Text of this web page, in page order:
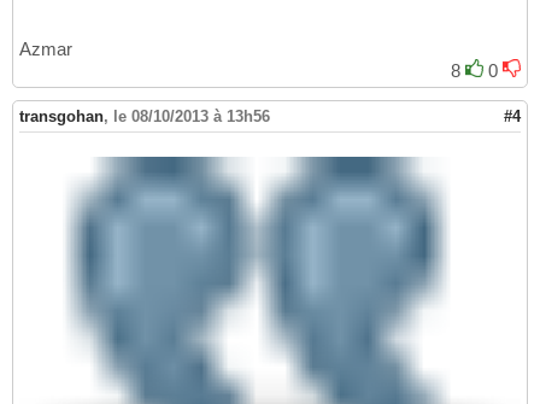
Azmar
8
0
transgohan, le 08/10/2013 à 13h56 #4